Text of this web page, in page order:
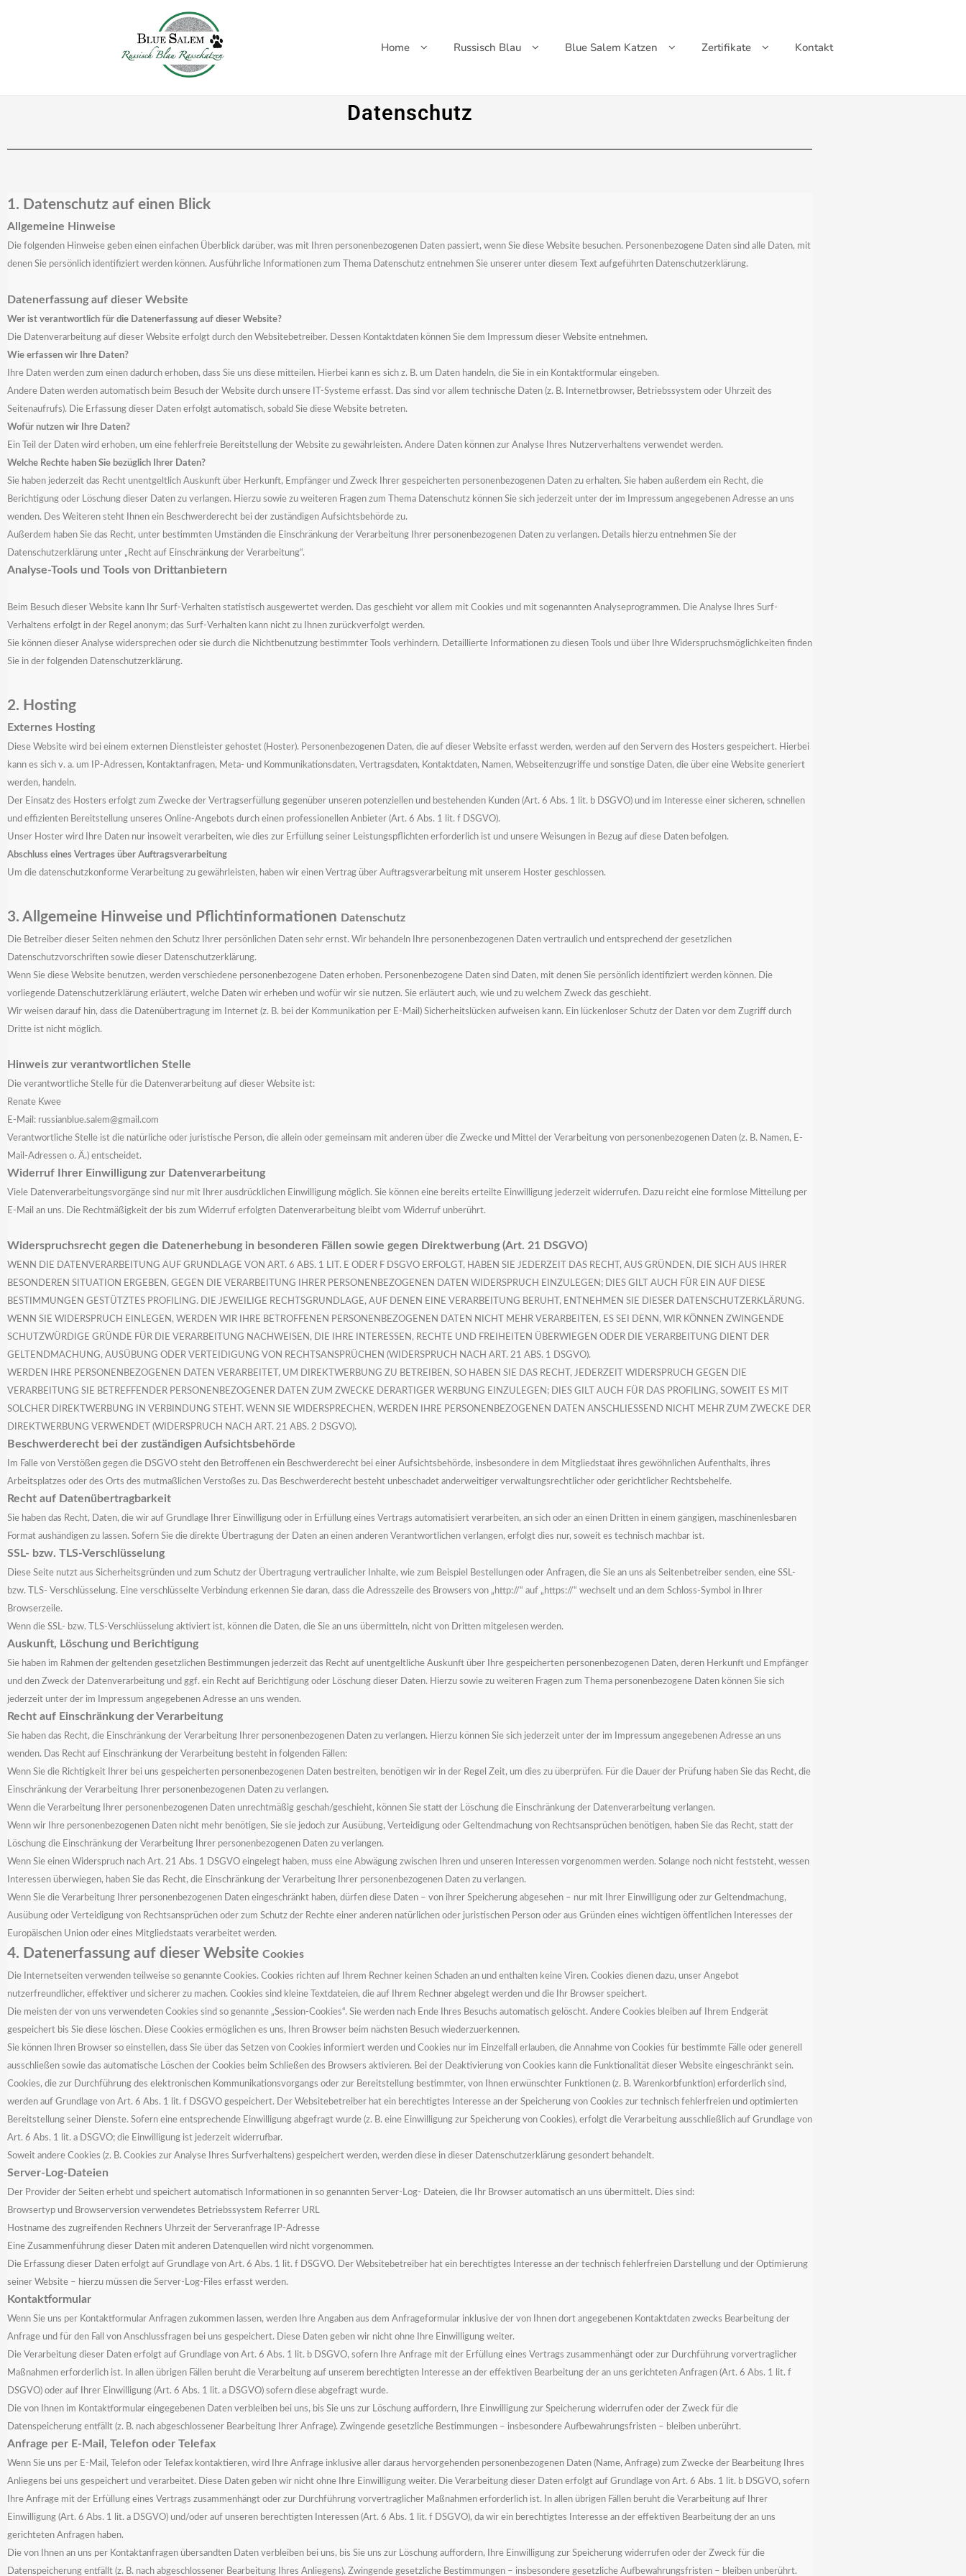
Home Russisch Blau Blue Salem Katzen Zertifikate Kontakt
Datenschutz
1. Datenschutz auf einen Blick
Allgemeine Hinweise
Die folgenden Hinweise geben einen einfachen Überblick darüber, was mit Ihren personenbezogenen Daten passiert, wenn Sie diese Website besuchen. Personenbezogene Daten sind alle Daten, mit
denen Sie persönlich identifiziert werden können. Ausführliche Informationen zum Thema Datenschutz entnehmen Sie unserer unter diesem Text aufgeführten Datenschutzerklärung.
Datenerfassung auf dieser Website
Wer ist verantwortlich für die Datenerfassung auf dieser Website?
Die Datenverarbeitung auf dieser Website erfolgt durch den Websitebetreiber. Dessen Kontaktdaten können Sie dem Impressum dieser Website entnehmen.
Wie erfassen wir Ihre Daten?
Ihre Daten werden zum einen dadurch erhoben, dass Sie uns diese mitteilen. Hierbei kann es sich z. B. um Daten handeln, die Sie in ein Kontaktformular eingeben.
Andere Daten werden automatisch beim Besuch der Website durch unsere IT-Systeme erfasst. Das sind vor allem technische Daten (z. B. Internetbrowser, Betriebssystem oder Uhrzeit des
Seitenaufrufs). Die Erfassung dieser Daten erfolgt automatisch, sobald Sie diese Website betreten.
Wofür nutzen wir Ihre Daten?
Ein Teil der Daten wird erhoben, um eine fehlerfreie Bereitstellung der Website zu gewährleisten. Andere Daten können zur Analyse Ihres Nutzerverhaltens verwendet werden.
Welche Rechte haben Sie bezüglich Ihrer Daten?
Sie haben jederzeit das Recht unentgeltlich Auskunft über Herkunft, Empfänger und Zweck Ihrer gespeicherten personenbezogenen Daten zu erhalten. Sie haben außerdem ein Recht, die
Berichtigung oder Löschung dieser Daten zu verlangen. Hierzu sowie zu weiteren Fragen zum Thema Datenschutz können Sie sich jederzeit unter der im Impressum angegebenen Adresse an uns
wenden. Des Weiteren steht Ihnen ein Beschwerderecht bei der zuständigen Aufsichtsbehörde zu.
Außerdem haben Sie das Recht, unter bestimmten Umständen die Einschränkung der Verarbeitung Ihrer personenbezogenen Daten zu verlangen. Details hierzu entnehmen Sie der
Datenschutzerklärung unter „Recht auf Einschränkung der Verarbeitung“.
Analyse-Tools und Tools von Drittanbietern
Beim Besuch dieser Website kann Ihr Surf-Verhalten statistisch ausgewertet werden. Das geschieht vor allem mit Cookies und mit sogenannten Analyseprogrammen. Die Analyse Ihres Surf-
Verhaltens erfolgt in der Regel anonym; das Surf-Verhalten kann nicht zu Ihnen zurückverfolgt werden.
Sie können dieser Analyse widersprechen oder sie durch die Nichtbenutzung bestimmter Tools verhindern. Detaillierte Informationen zu diesen Tools und über Ihre Widerspruchsmöglichkeiten finden
Sie in der folgenden Datenschutzerklärung.
2. Hosting
Externes Hosting
Diese Website wird bei einem externen Dienstleister gehostet (Hoster). Personenbezogenen Daten, die auf dieser Website erfasst werden, werden auf den Servern des Hosters gespeichert. Hierbei
kann es sich v. a. um IP-Adressen, Kontaktanfragen, Meta- und Kommunikationsdaten, Vertragsdaten, Kontaktdaten, Namen, Webseitenzugriffe und sonstige Daten, die über eine Website generiert
werden, handeln.
Der Einsatz des Hosters erfolgt zum Zwecke der Vertragserfüllung gegenüber unseren potenziellen und bestehenden Kunden (Art. 6 Abs. 1 lit. b DSGVO) und im Interesse einer sicheren, schnellen
und effizienten Bereitstellung unseres Online-Angebots durch einen professionellen Anbieter (Art. 6 Abs. 1 lit. f DSGVO).
Unser Hoster wird Ihre Daten nur insoweit verarbeiten, wie dies zur Erfüllung seiner Leistungspflichten erforderlich ist und unsere Weisungen in Bezug auf diese Daten befolgen.
Abschluss eines Vertrages über Auftragsverarbeitung
Um die datenschutzkonforme Verarbeitung zu gewährleisten, haben wir einen Vertrag über Auftragsverarbeitung mit unserem Hoster geschlossen.
3. Allgemeine Hinweise und Pflichtinformationen Datenschutz
Die Betreiber dieser Seiten nehmen den Schutz Ihrer persönlichen Daten sehr ernst. Wir behandeln Ihre personenbezogenen Daten vertraulich und entsprechend der gesetzlichen
Datenschutzvorschriften sowie dieser Datenschutzerklärung.
Wenn Sie diese Website benutzen, werden verschiedene personenbezogene Daten erhoben. Personenbezogene Daten sind Daten, mit denen Sie persönlich identifiziert werden können. Die
vorliegende Datenschutzerklärung erläutert, welche Daten wir erheben und wofür wir sie nutzen. Sie erläutert auch, wie und zu welchem Zweck das geschieht.
Wir weisen darauf hin, dass die Datenübertragung im Internet (z. B. bei der Kommunikation per E-Mail) Sicherheitslücken aufweisen kann. Ein lückenloser Schutz der Daten vor dem Zugriff durch
Dritte ist nicht möglich.
Hinweis zur verantwortlichen Stelle
Die verantwortliche Stelle für die Datenverarbeitung auf dieser Website ist:
Renate Kwee
E-Mail: russianblue.salem@gmail.com
Verantwortliche Stelle ist die natürliche oder juristische Person, die allein oder gemeinsam mit anderen über die Zwecke und Mittel der Verarbeitung von personenbezogenen Daten (z. B. Namen, E-
Mail-Adressen o. Ä.) entscheidet.
Widerruf Ihrer Einwilligung zur Datenverarbeitung
Viele Datenverarbeitungsvorgänge sind nur mit Ihrer ausdrücklichen Einwilligung möglich. Sie können eine bereits erteilte Einwilligung jederzeit widerrufen. Dazu reicht eine formlose Mitteilung per
E-Mail an uns. Die Rechtmäßigkeit der bis zum Widerruf erfolgten Datenverarbeitung bleibt vom Widerruf unberührt.
Widerspruchsrecht gegen die Datenerhebung in besonderen Fällen sowie gegen Direktwerbung (Art. 21 DSGVO)
WENN DIE DATENVERARBEITUNG AUF GRUNDLAGE VON ART. 6 ABS. 1 LIT. E ODER F DSGVO ERFOLGT, HABEN SIE JEDERZEIT DAS RECHT, AUS GRÜNDEN, DIE SICH AUS IHRER
BESONDEREN SITUATION ERGEBEN, GEGEN DIE VERARBEITUNG IHRER PERSONENBEZOGENEN DATEN WIDERSPRUCH EINZULEGEN; DIES GILT AUCH FÜR EIN AUF DIESE
BESTIMMUNGEN GESTÜTZTES PROFILING. DIE JEWEILIGE RECHTSGRUNDLAGE, AUF DENEN EINE VERARBEITUNG BERUHT, ENTNEHMEN SIE DIESER DATENSCHUTZERKLÄRUNG.
WENN SIE WIDERSPRUCH EINLEGEN, WERDEN WIR IHRE BETROFFENEN PERSONENBEZOGENEN DATEN NICHT MEHR VERARBEITEN, ES SEI DENN, WIR KÖNNEN ZWINGENDE
SCHUTZWÜRDIGE GRÜNDE FÜR DIE VERARBEITUNG NACHWEISEN, DIE IHRE INTERESSEN, RECHTE UND FREIHEITEN ÜBERWIEGEN ODER DIE VERARBEITUNG DIENT DER
GELTENDMACHUNG, AUSÜBUNG ODER VERTEIDIGUNG VON RECHTSANSPRÜCHEN (WIDERSPRUCH NACH ART. 21 ABS. 1 DSGVO).
WERDEN IHRE PERSONENBEZOGENEN DATEN VERARBEITET, UM DIREKTWERBUNG ZU BETREIBEN, SO HABEN SIE DAS RECHT, JEDERZEIT WIDERSPRUCH GEGEN DIE
VERARBEITUNG SIE BETREFFENDER PERSONENBEZOGENER DATEN ZUM ZWECKE DERARTIGER WERBUNG EINZULEGEN; DIES GILT AUCH FÜR DAS PROFILING, SOWEIT ES MIT
SOLCHER DIREKTWERBUNG IN VERBINDUNG STEHT. WENN SIE WIDERSPRECHEN, WERDEN IHRE PERSONENBEZOGENEN DATEN ANSCHLIESSEND NICHT MEHR ZUM ZWECKE DER
DIREKTWERBUNG VERWENDET (WIDERSPRUCH NACH ART. 21 ABS. 2 DSGVO).
Beschwerderecht bei der zuständigen Aufsichtsbehörde
Im Falle von Verstößen gegen die DSGVO steht den Betroffenen ein Beschwerderecht bei einer Aufsichtsbehörde, insbesondere in dem Mitgliedstaat ihres gewöhnlichen Aufenthalts, ihres
Arbeitsplatzes oder des Orts des mutmaßlichen Verstoßes zu. Das Beschwerderecht besteht unbeschadet anderweitiger verwaltungsrechtlicher oder gerichtlicher Rechtsbehelfe.
Recht auf Datenübertragbarkeit
Sie haben das Recht, Daten, die wir auf Grundlage Ihrer Einwilligung oder in Erfüllung eines Vertrags automatisiert verarbeiten, an sich oder an einen Dritten in einem gängigen, maschinenlesbaren
Format aushändigen zu lassen. Sofern Sie die direkte Übertragung der Daten an einen anderen Verantwortlichen verlangen, erfolgt dies nur, soweit es technisch machbar ist.
SSL- bzw. TLS-Verschlüsselung
Diese Seite nutzt aus Sicherheitsgründen und zum Schutz der Übertragung vertraulicher Inhalte, wie zum Beispiel Bestellungen oder Anfragen, die Sie an uns als Seitenbetreiber senden, eine SSL-
bzw. TLS- Verschlüsselung. Eine verschlüsselte Verbindung erkennen Sie daran, dass die Adresszeile des Browsers von „http://“ auf „https://“ wechselt und an dem Schloss-Symbol in Ihrer
Browserzeile.
Wenn die SSL- bzw. TLS-Verschlüsselung aktiviert ist, können die Daten, die Sie an uns übermitteln, nicht von Dritten mitgelesen werden.
Auskunft, Löschung und Berichtigung
Sie haben im Rahmen der geltenden gesetzlichen Bestimmungen jederzeit das Recht auf unentgeltliche Auskunft über Ihre gespeicherten personenbezogenen Daten, deren Herkunft und Empfänger
und den Zweck der Datenverarbeitung und ggf. ein Recht auf Berichtigung oder Löschung dieser Daten. Hierzu sowie zu weiteren Fragen zum Thema personenbezogene Daten können Sie sich
jederzeit unter der im Impressum angegebenen Adresse an uns wenden.
Recht auf Einschränkung der Verarbeitung
Sie haben das Recht, die Einschränkung der Verarbeitung Ihrer personenbezogenen Daten zu verlangen. Hierzu können Sie sich jederzeit unter der im Impressum angegebenen Adresse an uns
wenden. Das Recht auf Einschränkung der Verarbeitung besteht in folgenden Fällen:
Wenn Sie die Richtigkeit Ihrer bei uns gespeicherten personenbezogenen Daten bestreiten, benötigen wir in der Regel Zeit, um dies zu überprüfen. Für die Dauer der Prüfung haben Sie das Recht, die
Einschränkung der Verarbeitung Ihrer personenbezogenen Daten zu verlangen.
Wenn die Verarbeitung Ihrer personenbezogenen Daten unrechtmäßig geschah/geschieht, können Sie statt der Löschung die Einschränkung der Datenverarbeitung verlangen.
Wenn wir Ihre personenbezogenen Daten nicht mehr benötigen, Sie sie jedoch zur Ausübung, Verteidigung oder Geltendmachung von Rechtsansprüchen benötigen, haben Sie das Recht, statt der
Löschung die Einschränkung der Verarbeitung Ihrer personenbezogenen Daten zu verlangen.
Wenn Sie einen Widerspruch nach Art. 21 Abs. 1 DSGVO eingelegt haben, muss eine Abwägung zwischen Ihren und unseren Interessen vorgenommen werden. Solange noch nicht feststeht, wessen
Interessen überwiegen, haben Sie das Recht, die Einschränkung der Verarbeitung Ihrer personenbezogenen Daten zu verlangen.
Wenn Sie die Verarbeitung Ihrer personenbezogenen Daten eingeschränkt haben, dürfen diese Daten – von ihrer Speicherung abgesehen – nur mit Ihrer Einwilligung oder zur Geltendmachung,
Ausübung oder Verteidigung von Rechtsansprüchen oder zum Schutz der Rechte einer anderen natürlichen oder juristischen Person oder aus Gründen eines wichtigen öffentlichen Interesses der
Europäischen Union oder eines Mitgliedstaats verarbeitet werden.
4. Datenerfassung auf dieser Website Cookies
Die Internetseiten verwenden teilweise so genannte Cookies. Cookies richten auf Ihrem Rechner keinen Schaden an und enthalten keine Viren. Cookies dienen dazu, unser Angebot
nutzerfreundlicher, effektiver und sicherer zu machen. Cookies sind kleine Textdateien, die auf Ihrem Rechner abgelegt werden und die Ihr Browser speichert.
Die meisten der von uns verwendeten Cookies sind so genannte „Session-Cookies“. Sie werden nach Ende Ihres Besuchs automatisch gelöscht. Andere Cookies bleiben auf Ihrem Endgerät
gespeichert bis Sie diese löschen. Diese Cookies ermöglichen es uns, Ihren Browser beim nächsten Besuch wiederzuerkennen.
Sie können Ihren Browser so einstellen, dass Sie über das Setzen von Cookies informiert werden und Cookies nur im Einzelfall erlauben, die Annahme von Cookies für bestimmte Fälle oder generell
ausschließen sowie das automatische Löschen der Cookies beim Schließen des Browsers aktivieren. Bei der Deaktivierung von Cookies kann die Funktionalität dieser Website eingeschränkt sein.
Cookies, die zur Durchführung des elektronischen Kommunikationsvorgangs oder zur Bereitstellung bestimmter, von Ihnen erwünschter Funktionen (z. B. Warenkorbfunktion) erforderlich sind,
werden auf Grundlage von Art. 6 Abs. 1 lit. f DSGVO gespeichert. Der Websitebetreiber hat ein berechtigtes Interesse an der Speicherung von Cookies zur technisch fehlerfreien und optimierten
Bereitstellung seiner Dienste. Sofern eine entsprechende Einwilligung abgefragt wurde (z. B. eine Einwilligung zur Speicherung von Cookies), erfolgt die Verarbeitung ausschließlich auf Grundlage von
Art. 6 Abs. 1 lit. a DSGVO; die Einwilligung ist jederzeit widerrufbar.
Soweit andere Cookies (z. B. Cookies zur Analyse Ihres Surfverhaltens) gespeichert werden, werden diese in dieser Datenschutzerklärung gesondert behandelt.
Server-Log-Dateien
Der Provider der Seiten erhebt und speichert automatisch Informationen in so genannten Server-Log- Dateien, die Ihr Browser automatisch an uns übermittelt. Dies sind:
Browsertyp und Browserversion verwendetes Betriebssystem Referrer URL
Hostname des zugreifenden Rechners Uhrzeit der Serveranfrage IP-Adresse
Eine Zusammenführung dieser Daten mit anderen Datenquellen wird nicht vorgenommen.
Die Erfassung dieser Daten erfolgt auf Grundlage von Art. 6 Abs. 1 lit. f DSGVO. Der Websitebetreiber hat ein berechtigtes Interesse an der technisch fehlerfreien Darstellung und der Optimierung
seiner Website – hierzu müssen die Server-Log-Files erfasst werden.
Kontaktformular
Wenn Sie uns per Kontaktformular Anfragen zukommen lassen, werden Ihre Angaben aus dem Anfrageformular inklusive der von Ihnen dort angegebenen Kontaktdaten zwecks Bearbeitung der
Anfrage und für den Fall von Anschlussfragen bei uns gespeichert. Diese Daten geben wir nicht ohne Ihre Einwilligung weiter.
Die Verarbeitung dieser Daten erfolgt auf Grundlage von Art. 6 Abs. 1 lit. b DSGVO, sofern Ihre Anfrage mit der Erfüllung eines Vertrags zusammenhängt oder zur Durchführung vorvertraglicher
Maßnahmen erforderlich ist. In allen übrigen Fällen beruht die Verarbeitung auf unserem berechtigten Interesse an der effektiven Bearbeitung der an uns gerichteten Anfragen (Art. 6 Abs. 1 lit. f
DSGVO) oder auf Ihrer Einwilligung (Art. 6 Abs. 1 lit. a DSGVO) sofern diese abgefragt wurde.
Die von Ihnen im Kontaktformular eingegebenen Daten verbleiben bei uns, bis Sie uns zur Löschung auffordern, Ihre Einwilligung zur Speicherung widerrufen oder der Zweck für die
Datenspeicherung entfällt (z. B. nach abgeschlossener Bearbeitung Ihrer Anfrage). Zwingende gesetzliche Bestimmungen – insbesondere Aufbewahrungsfristen – bleiben unberührt.
Anfrage per E-Mail, Telefon oder Telefax
Wenn Sie uns per E-Mail, Telefon oder Telefax kontaktieren, wird Ihre Anfrage inklusive aller daraus hervorgehenden personenbezogenen Daten (Name, Anfrage) zum Zwecke der Bearbeitung Ihres
Anliegens bei uns gespeichert und verarbeitet. Diese Daten geben wir nicht ohne Ihre Einwilligung weiter. Die Verarbeitung dieser Daten erfolgt auf Grundlage von Art. 6 Abs. 1 lit. b DSGVO, sofern
Ihre Anfrage mit der Erfüllung eines Vertrags zusammenhängt oder zur Durchführung vorvertraglicher Maßnahmen erforderlich ist. In allen übrigen Fällen beruht die Verarbeitung auf Ihrer
Einwilligung (Art. 6 Abs. 1 lit. a DSGVO) und/oder auf unseren berechtigten Interessen (Art. 6 Abs. 1 lit. f DSGVO), da wir ein berechtigtes Interesse an der effektiven Bearbeitung der an uns
gerichteten Anfragen haben.
Die von Ihnen an uns per Kontaktanfragen übersandten Daten verbleiben bei uns, bis Sie uns zur Löschung auffordern, Ihre Einwilligung zur Speicherung widerrufen oder der Zweck für die
Datenspeicherung entfällt (z. B. nach abgeschlossener Bearbeitung Ihres Anliegens). Zwingende gesetzliche Bestimmungen – insbesondere gesetzliche Aufbewahrungsfristen – bleiben unberührt.